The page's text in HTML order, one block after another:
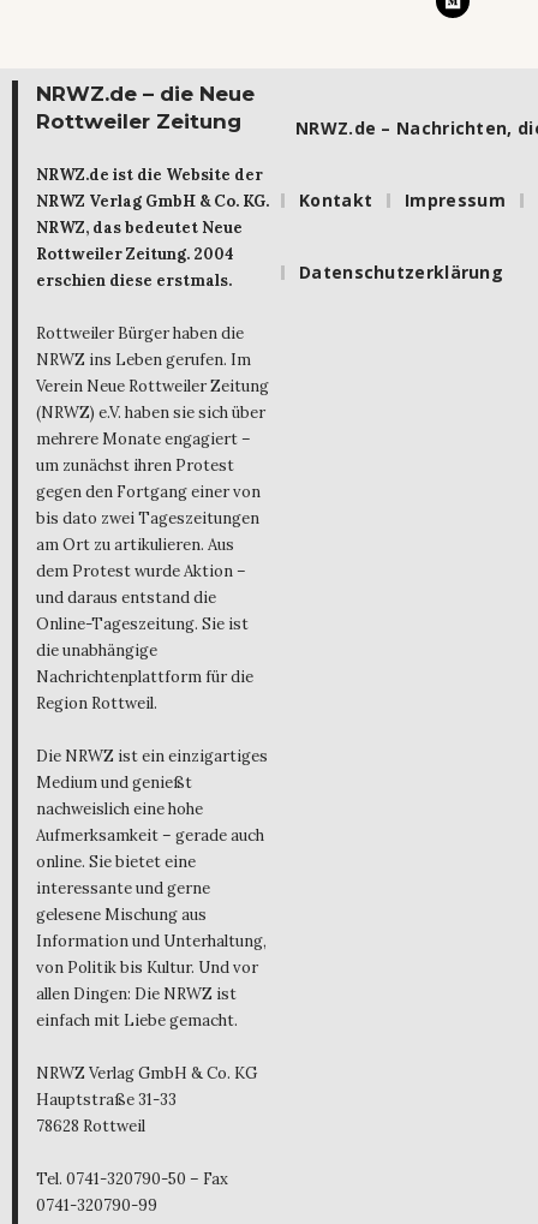
NRWZ.de – die Neue
Rottweiler Zeitung
NRWZ.de ist die Website der
NRWZ Verlag GmbH & Co. KG.
NRWZ, das bedeutet Neue
Rottweiler Zeitung. 2004
erschien diese erstmals.
Rottweiler Bürger haben die
NRWZ ins Leben gerufen. Im
Verein Neue Rottweiler Zeitung
(NRWZ) e.V. haben sie sich über
mehrere Monate engagiert –
um zunächst ihren Protest
gegen den Fortgang einer von
bis dato zwei Tageszeitungen
am Ort zu artikulieren. Aus
dem Protest wurde Aktion –
und daraus entstand die
Online-Tageszeitung. Sie ist
die unabhängige
Nachrichtenplattform für die
Region Rottweil.
Die NRWZ ist ein einzigartiges
Medium und genießt
nachweislich eine hohe
Aufmerksamkeit – gerade auch
online. Sie bietet eine
interessante und gerne
gelesene Mischung aus
Information und Unterhaltung,
von Politik bis Kultur. Und vor
allen Dingen: Die NRWZ ist
einfach mit Liebe gemacht.
NRWZ Verlag GmbH & Co. KG
Hauptstraße 31-33
78628 Rottweil
Tel. 0741-320790-50 – Fax
0741-320790-99
NRWZ.de – Nachrichten,
Kontakt Impressum
Datenschutzerklärung